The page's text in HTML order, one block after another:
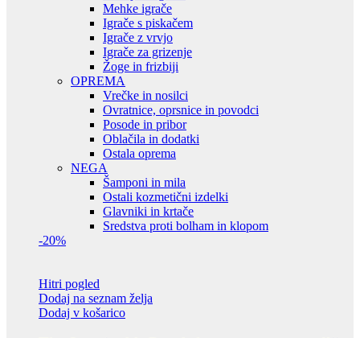
Mehke igrače
Igrače s piskačem
Igrače z vrvjo
Igrače za grizenje
Žoge in frizbiji
OPREMA
Vrečke in nosilci
Ovratnice, oprsnice in povodci
Posode in pribor
Oblačila in dodatki
Ostala oprema
NEGA
Šamponi in mila
Ostali kozmetični izdelki
Glavniki in krtače
Sredstva proti bolham in klopom
-20%
Hitri pogled
Dodaj na seznam želja
Dodaj v košarico